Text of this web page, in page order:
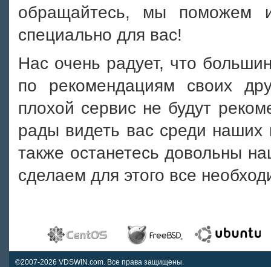
обращайтесь, мы поможем
специально для вас!
Нас очень радует, что
по рекомендациям своих
плохой сервис не будут
рады видеть вас среди наших
также останетесь довольны
сделаем для этого все
©2007-2026 VDSWIN.com. Все права защищены.